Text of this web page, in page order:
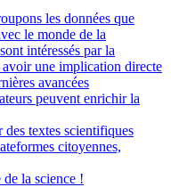
les données que
le monde de la
intéressés par la
une implication directe
avancées
peuvent enrichir la
des textes scientifiques
citoyennes,
la science !